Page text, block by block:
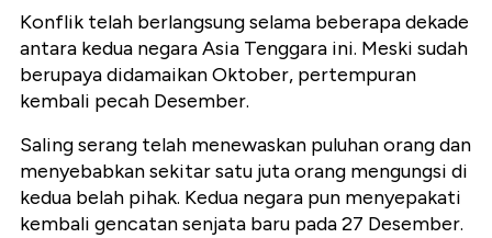
Konflik telah berlangsung selama beberapa dekade
antara kedua negara Asia Tenggara ini. Meski sudah
berupaya didamaikan Oktober, pertempuran
kembali pecah Desember.
Saling serang telah menewaskan puluhan orang dan
menyebabkan sekitar satu juta orang mengungsi di
kedua belah pihak. Kedua negara pun menyepakati
kembali gencatan senjata baru pada 27 Desember.